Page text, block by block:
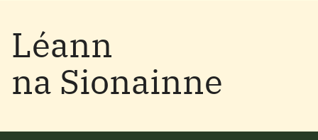
Léann
na Sionainne